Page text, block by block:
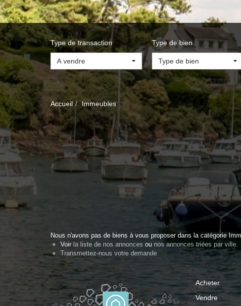
Type de transaction
A vendre
Type de bien
Type de bien
Accueil Immeubles
Nous n'avons pas de biens à vous proposer dans la catégorie
Voir la liste de nos annonces ou nos annonces triées par ville.
Transmettez-nous votre demande
Acheter
Vendre